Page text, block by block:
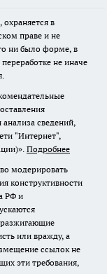
в
праве и не
ни было форме, в
не иначе
сведений,
"Интернет",
Подробнее
модерировать
конструктивности
РФ и
или вражду, а
ссылок не
эти требования,